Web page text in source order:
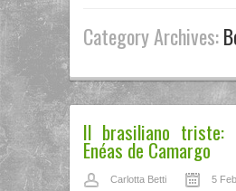
Category Archives:
Il brasiliano
Enéas de Camargo
Carlotta Betti 5